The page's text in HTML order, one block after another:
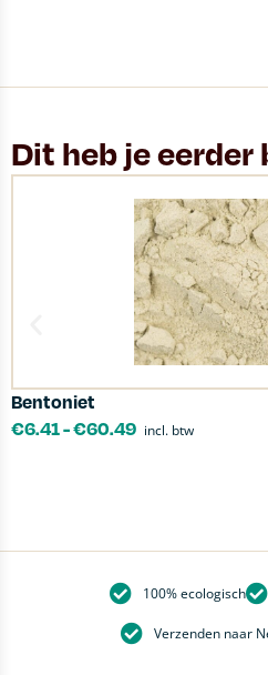
Dit heb je eerder
Bentoniet
€6.41-€60.49 incl. btw
100% ecologisch
Verzenden naar